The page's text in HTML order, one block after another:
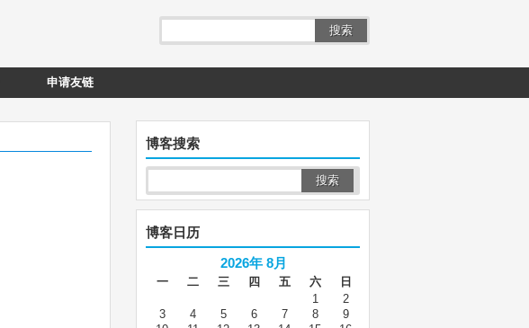
搜索
申请友链
博客搜索
博客日历
2026年 8月
一 二 三 四 五 六
日
1
2
3
4 5 6 7 8
9